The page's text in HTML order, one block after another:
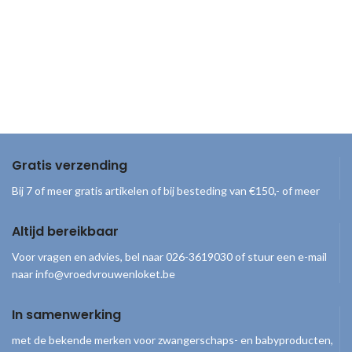
Gratis verzending
Bij 7 of meer gratis artikelen of bij besteding van €150,- of meer
Altijd bereikbaar
Voor vragen en advies, bel naar 026-3619030 of stuur een e-mail
naar info@vroedvrouwenloket.be
In samenwerking
met de bekende merken voor zwangerschaps- en babyproducten,